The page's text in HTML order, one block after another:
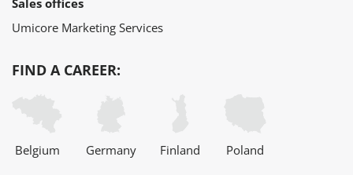
Umicore Marketing Services
FIND A CAREER:
Belgium Germany Finland Poland